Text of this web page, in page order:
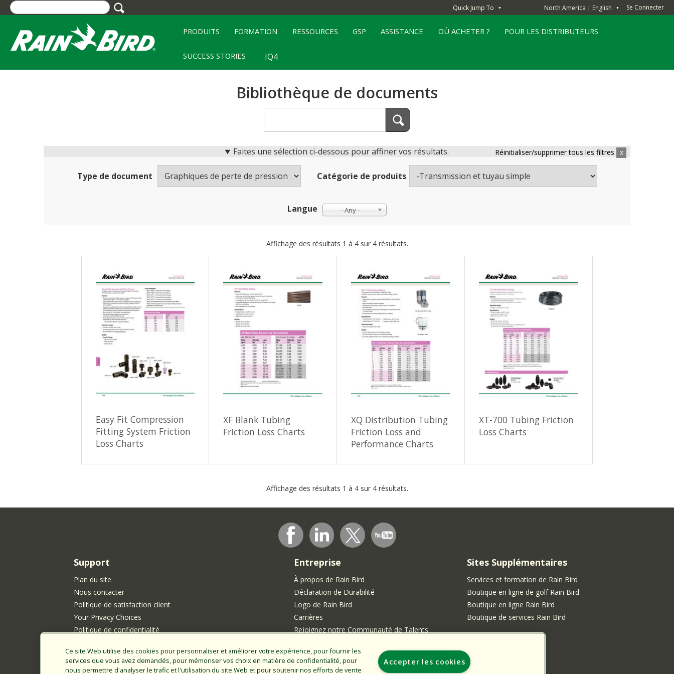
Skip
to
content
Quick Jump To ▼ North America | English ▼ Se Connecter
PRODUITS FORMATION RESSOURCES GSP ASSISTANCE OÙ ACHETER ? POUR LES DISTRIBUTEURS
SUCCESS STORIES IQ4
Bibliothèque de documents
Faites une sélection ci-dessous pour affiner vos résultats. Réinitialiser/supprimer tous les filtres x
Type de document Catégorie de produits
Langue - Any -
Affichage des résultats 1 à 4 sur 4 résultats.
Easy Fit Compression
Fitting System Friction
Loss Charts
XF Blank Tubing
Friction Loss Charts
XQ Distribution Tubing
Friction Loss and
Performance Charts
XT-700 Tubing Friction
Loss Charts
Affichage des résultats 1 à 4 sur 4 résultats.
Support
Plan du site
Nous contacter
Politique de satisfaction client
Your Privacy Choices
Politique de confidentialité
Avis Rainbird sur la protection des renseignements
personnels pour les résidents de Californie
Entreprise
À propos de Rain Bird
Déclaration de Durabilité
Logo de Rain Bird
Carrières
Rejoignez notre Communauté de Talents
Sites Supplémentaires
Services et formation de Rain Bird
Boutique en ligne de golf Rain Bird
Boutique en ligne Rain Bird
Boutique de services Rain Bird
Ce site Web utilise des cookies pour personnaliser et améliorer votre expérience, pour fournir les
services que vous avez demandés, pour mémoriser vos choix en matière de confidentialité, pour
nous permettre d'analyser le trafic et l'utilisation du site Web et pour soutenir nos efforts de vente
Accepter les cookies